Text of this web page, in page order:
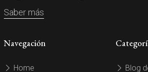
Saber más
Navegación
Home Blog